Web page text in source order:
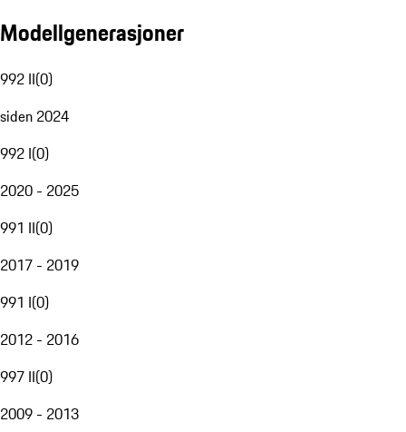
Modellgenerasjoner
992 II(0)
siden 2024
992 I(0)
2020 - 2025
991 II(0)
2017 - 2019
991 I(0)
2012 - 2016
997 II(0)
2009 - 2013